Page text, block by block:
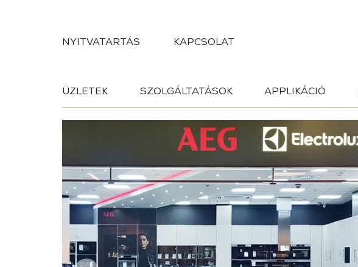
NYITVATARTÁS KAPCSOLAT
ÜZLETEK SZOLGÁLTATÁSOK APPLIKÁCIÓ